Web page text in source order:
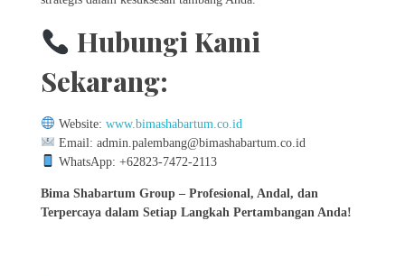
Hubungi Kami
Sekarang:
Website: www.bimashabartum.co.id
Email: admin.palembang@bimashabartum.co.id
WhatsApp: +62823-7472-2113
Bima Shabartum Group – Profesional, Andal, dan
Terpercaya dalam Setiap Langkah Pertambangan Anda!